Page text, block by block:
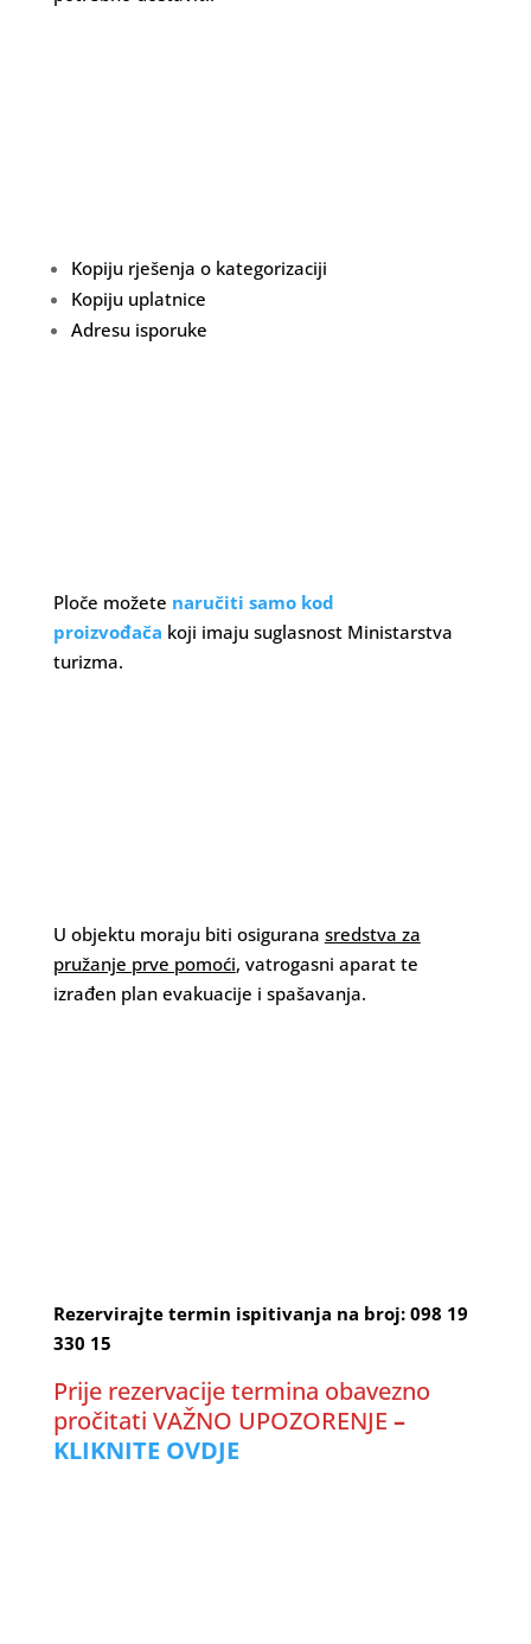
Kopiju rješenja o kategorizaciji
Kopiju uplatnice
Adresu isporuke
Ploče možete naručiti samo kod
proizvođača koji imaju suglasnost Ministarstva
turizma.
U objektu moraju biti osigurana sredstva za
pružanje prve pomoći, vatrogasni aparat te
izrađen plan evakuacije i spašavanja.
Rezervirajte termin ispitivanja na broj: 098 19
330 15
Prije rezervacije termina obavezno
pročitati VAŽNO UPOZORENJE –
KLIKNITE OVDJE